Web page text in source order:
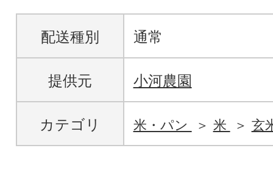
配送種別 通常
提供元 小河農園
カテゴリ 米・パン 米 玄